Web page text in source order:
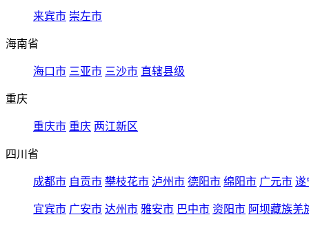
来宾市 崇左市
海南省
海口市 三亚市 三沙市 直辖县级
重庆
重庆市 重庆 两江新区
四川省
成都市 自贡市 攀枝花市 泸州市 德阳市 绵阳市 广元市 遂
宜宾市 广安市 达州市 雅安市 巴中市 资阳市 阿坝藏族羌